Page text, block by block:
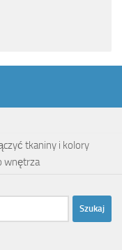
tkaniny i kolory
wnętrza